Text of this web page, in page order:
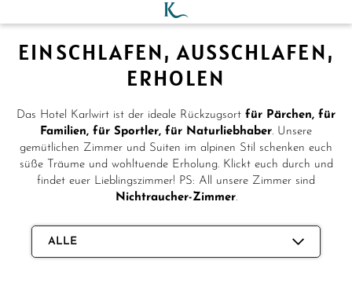
EINSCHLAFEN, AUSSCHLAFEN,
ERHOLEN
Das Hotel Karlwirt ist der ideale Rückzugsort für Pärchen, für
Familien, für Sportler, für Naturliebhaber. Unsere
gemütlichen Zimmer und Suiten im alpinen Stil schenken euch
süße Träume und wohltuende Erholung. Klickt euch durch und
findet euer Lieblingszimmer! PS: All unsere Zimmer sind
Nichtraucher-Zimmer.
ALLE